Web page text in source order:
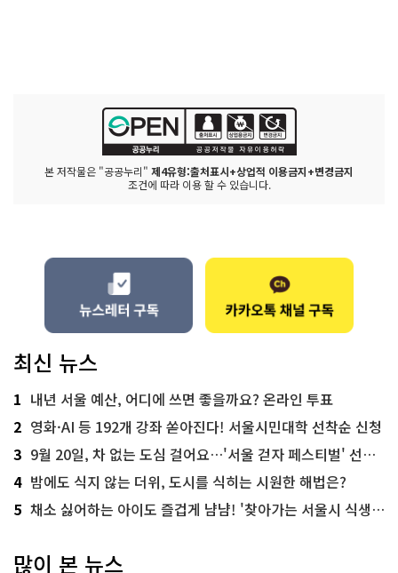
본 저작물은 "공공누리" 제4유형:출처표시+상업적 이용금지+변경금지
조건에 따라 이용 할 수 있습니다.
최신 뉴스
1 내년 서울 예산, 어디에 쓰면 좋을까요? 온라인 투표
2 영화·AI 등 192개 강좌 쏟아진다! 서울시민대학 선착순 신청
3 9월 20일, 차 없는 도심 걸어요…'서울 걷자 페스티벌' 선착순 5천명
4 밤에도 식지 않는 더위, 도시를 식히는 시원한 해법은?
5 채소 싫어하는 아이도 즐겁게 냠냠! '찾아가는 서울시 식생활 교육' 현장
많이 본 뉴스